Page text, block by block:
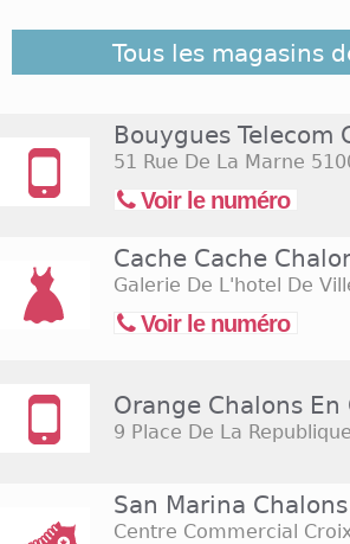
Plus de 46 000 Châlonnais vivent
département de la Marne. En ce
ouvre de 9h30 à 20h du lundi au
sont présentes dans les rues du
des horaires habituels les
supermarché Monoprix est l'une
Tous les magasins
Bouygues Telecom
51 Rue De La Marne
Voir le numéro
Cache Cache
Galerie De L'hotel De
Voir le numéro
Orange Chalons En
9 Place De La Republique
San Marina Chalons
Centre Commercial